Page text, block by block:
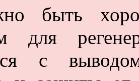
быть
для
с